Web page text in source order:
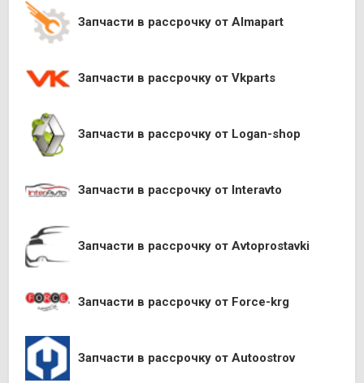
Запчасти в рассрочку от Almapart
Запчасти в рассрочку от Vkparts
Запчасти в рассрочку от Logan-shop
Запчасти в рассрочку от Interavto
Запчасти в рассрочку от Avtoprostavki
Запчасти в рассрочку от Force-krg
Запчасти в рассрочку от Autoostrov